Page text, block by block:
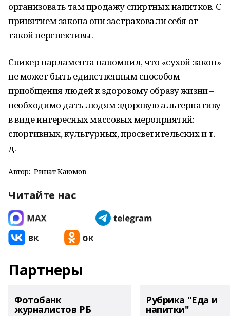
организовать там продажу спиртных напитков. С
принятием закона они застраховали себя от
такой перспективы.
Спикер парламента напомнил, что «сухой закон»
не может быть единственным способом
приобщения людей к здоровому образу жизни –
необходимо дать людям здоровую альтернативу
в виде интересных массовых мероприятий:
спортивных, культурных, просветительских и т.
д.
Автор: Ринат Каюмов
Читайте нас
Партнеры
Фотобанк
журналистов РБ
Рубрика "Еда и
напитки"